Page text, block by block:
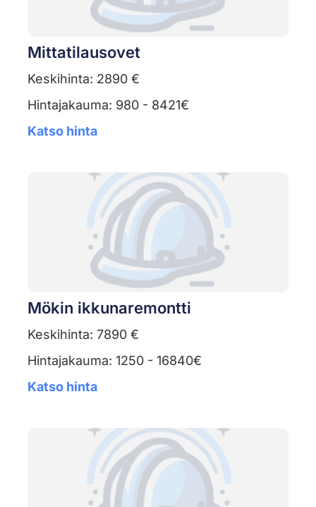
Mittatilausovet
Keskihinta: 2890 €
Hintajakauma: 980 - 8421€
Katso hinta
Mökin ikkunaremontti
Keskihinta: 7890 €
Hintajakauma: 1250 - 16840€
Katso hinta